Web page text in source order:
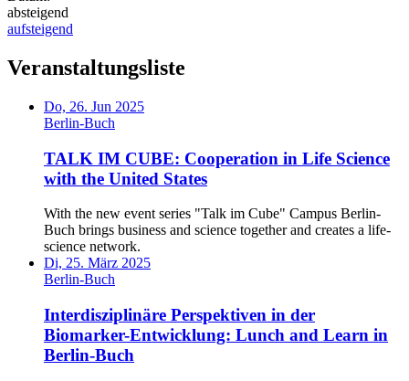
absteigend
aufsteigend
Veranstaltungsliste
Do, 26. Jun 2025
Berlin-Buch
TALK IM CUBE: Cooperation in Life Science
with the United States
With the new event series "Talk im Cube" Campus Berlin-
Buch brings business and science together and creates a life-
science network.
Di, 25. März 2025
Berlin-Buch
Interdisziplinäre Perspektiven in der
Biomarker-Entwicklung: Lunch and Learn in
Berlin-Buch